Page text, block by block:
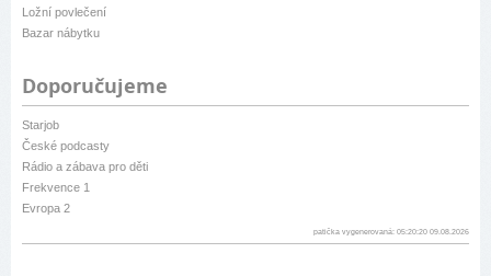
Ložní povlečení
Bazar nábytku
Doporučujeme
Starjob
České podcasty
Rádio a zábava pro děti
Frekvence 1
Evropa 2
patička vygenerovaná: 05:20:20 09.08.2026